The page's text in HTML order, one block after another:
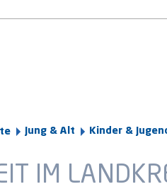
Jung & Alt Kinder &
IM